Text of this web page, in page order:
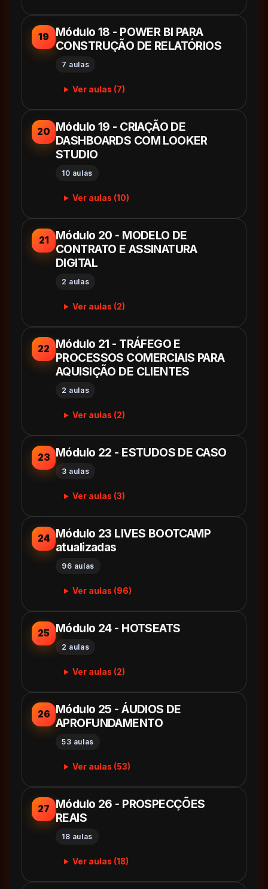
19
Módulo 18 - POWER BI PARA
CONSTRUÇÃO DE RELATÓRIOS
7 aulas
Ver aulas (7)
20 Módulo 19 - CRIAÇÃO DE
DASHBOARDS COM LOOKER
STUDIO
10 aulas
Ver aulas (10)
21
Módulo 20 - MODELO DE
CONTRATO E ASSINATURA
DIGITAL
2 aulas
Ver aulas (2)
22
Módulo 21 - TRÁFEGO E
PROCESSOS COMERCIAIS PARA
AQUISIÇÃO DE CLIENTES
2 aulas
Ver aulas (2)
23 Módulo 22 - ESTUDOS DE CASO
3 aulas
Ver aulas (3)
24 Módulo 23 LIVES BOOTCAMP
atualizadas
96 aulas
Ver aulas (96)
25 Módulo 24 - HOTSEATS
2 aulas
Ver aulas (2)
26 Módulo 25 - ÁUDIOS DE
APROFUNDAMENTO
53 aulas
Ver aulas (53)
27
Módulo 26 - PROSPECÇÕES
REAIS
18 aulas
Ver aulas (18)